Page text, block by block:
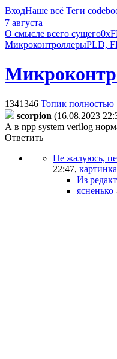
ВходНаше всё Теги
7 августа
О смысле всего сущего
МикроконтроллерыPLD,
1341346 Топик полностью
scorpion (16.08.2023
А в npp system verilog
Ответить
Не жалуюсь,
22:47, картинка
Из
ясненько